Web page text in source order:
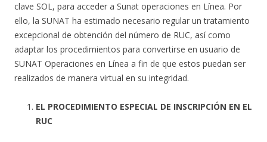
clave SOL, para acceder a Sunat operaciones en Línea. Por
ello, la SUNAT ha estimado necesario regular un tratamiento
excepcional de obtención del número de RUC, así como
adaptar los procedimientos para convertirse en usuario de
SUNAT Operaciones en Línea a fin de que estos puedan ser
realizados de manera virtual en su integridad.
EL PROCEDIMIENTO ESPECIAL DE INSCRIPCIÓN EN EL
RUC